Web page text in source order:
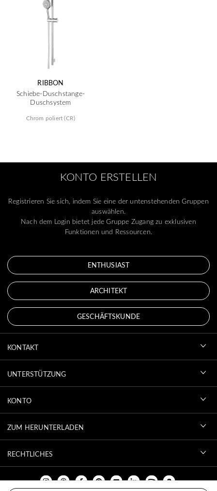
RIBBON
Schiebe-Duschstange-
Duschsystem
Chrom poliert (CR)
KONTO ERSTELLEN
Registrieren Sie sich, indem Sie eine der untenstehenden Gruppen
auswählen.
Nach dem Login bietet jede Gruppe Zugang zu exklusiven
Funktionen und Ressourcen.
ENTHUSIAST
ARCHITEKT
GESCHÄFTSKUNDE
KONTAKT
UNTERSTÜTZUNG
KONTO
ZUM HERUNTERLADEN
RECHTLICHES